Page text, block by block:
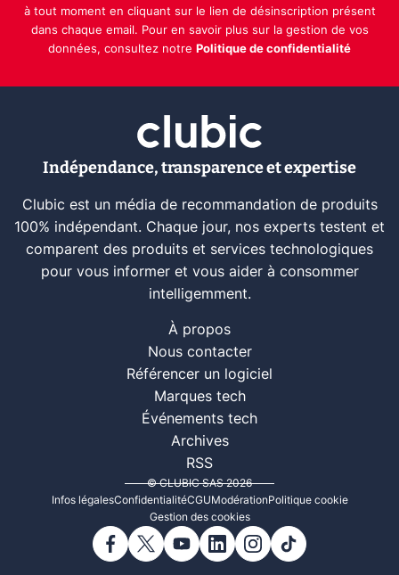
à tout moment en cliquant sur le lien de désinscription présent
dans chaque email. Pour en savoir plus sur la gestion de vos
données, consultez notre Politique de confidentialité
Indépendance, transparence et expertise
Clubic est un média de recommandation de produits
100% indépendant. Chaque jour, nos experts testent et
comparent des produits et services technologiques
pour vous informer et vous aider à consommer
intelligemment.
À propos
Nous contacter
Référencer un logiciel
Marques tech
Événements tech
Archives
RSS
© CLUBIC SAS 2026
Infos légalesConfidentialitéCGUModérationPolitique cookie
Gestion des cookies